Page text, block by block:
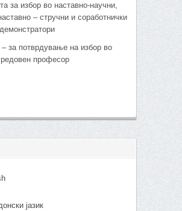
за избор во наставно-научни,
– стручни и соработнички
за потврдување на избор во
професор
јазик